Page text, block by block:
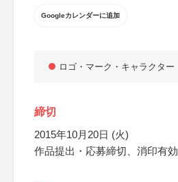
Googleカレンダーに追加
ロゴ・マーク・キャラクター
締切
2015年10月20日 (火)
作品提出・応募締切、消印有効